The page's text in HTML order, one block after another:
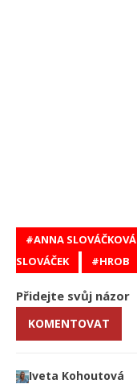
ANNA SLOVÁČKOVÁ
SLOVÁČEK
HROB
Přidejte svůj názor
KOMENTOVAT
Iveta Kohoutová